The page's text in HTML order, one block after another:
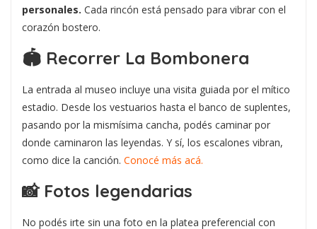
personales. Cada rincón está pensado para vibrar con el
corazón bostero.
🏟️ Recorrer La Bombonera
La entrada al museo incluye una visita guiada por el mítico
estadio. Desde los vestuarios hasta el banco de suplentes,
pasando por la mismísima cancha, podés caminar por
donde caminaron las leyendas. Y sí, los escalones vibran,
como dice la canción. Conocé más acá.
📸 Fotos legendarias
No podés irte sin una foto en la platea preferencial con